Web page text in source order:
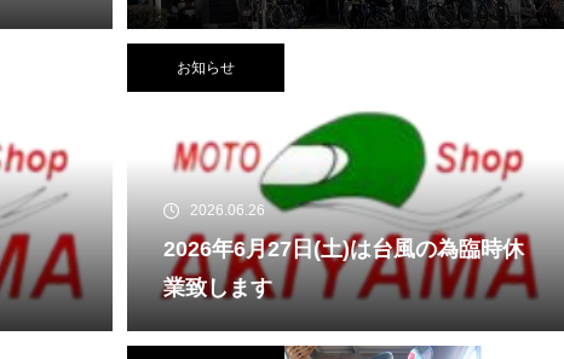
せ
お知らせ
2026.06.26
2026年6月27日(土)は台風の為臨時休
業致します